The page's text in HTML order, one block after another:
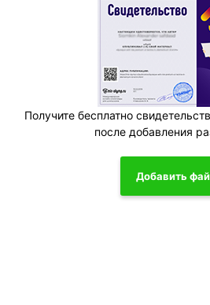
Получите бесплатно
после добавления
Добавить